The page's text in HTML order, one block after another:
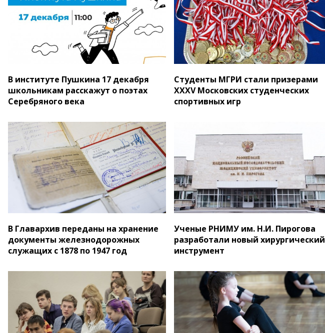
В институте Пушкина 17 декабря
школьникам расскажут о поэтах
Серебряного века
Студенты МГРИ стали призерами
XXXV Московских студенческих
спортивных игр
В Главархив переданы на хранение
документы железнодорожных
служащих с 1878 по 1947 год
Ученые РНИМУ им. Н.И. Пирогова
разработали новый хирургический
инструмент